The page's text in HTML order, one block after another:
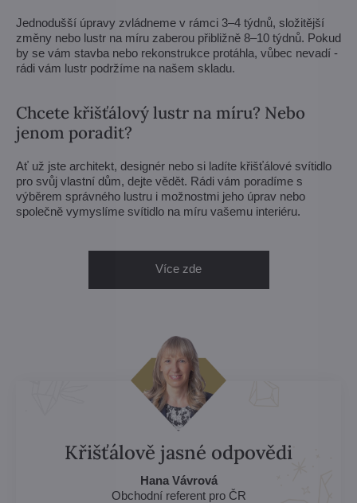
Jednodušší úpravy zvládneme v rámci 3–4 týdnů, složitější
změny nebo lustr na míru zaberou přibližně 8–10 týdnů. Pokud
by se vám stavba nebo rekonstrukce protáhla, vůbec nevadí -
rádi vám lustr podržíme na našem skladu.
Chcete křišťálový lustr na míru? Nebo
jenom poradit?
Ať už jste architekt, designér nebo si ladíte křišťálové svítidlo
pro svůj vlastní dům, dejte vědět. Rádi vám poradíme s
výběrem správného lustru i možnostmi jeho úprav nebo
společně vymyslíme svítidlo na míru vašemu interiéru.
Více zde
Křišťálově jasné odpovědi
Hana Vávrová
Obchodní referent pro ČR